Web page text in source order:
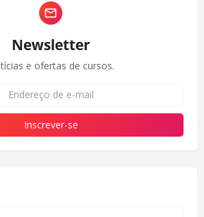
Newsletter
e ofertas de cursos.